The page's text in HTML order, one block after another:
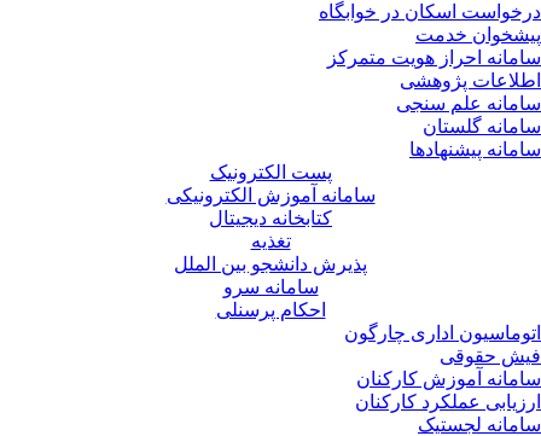
اسکان در خوابگاه
خدمت
احراز هویت متمرکز
پژوهشی
علم سنجی
گلستان
پیشنهادها
پست الکترونیک
سامانه آموزش الکترونیکی
کتابخانه دیجیتال
تغذیه
پذیرش دانشجو بین الملل
سامانه سرو
احکام پرسنلی
اداری چارگون
حقوقی
آموزش کارکنان
عملکرد کارکنان
لجستیک